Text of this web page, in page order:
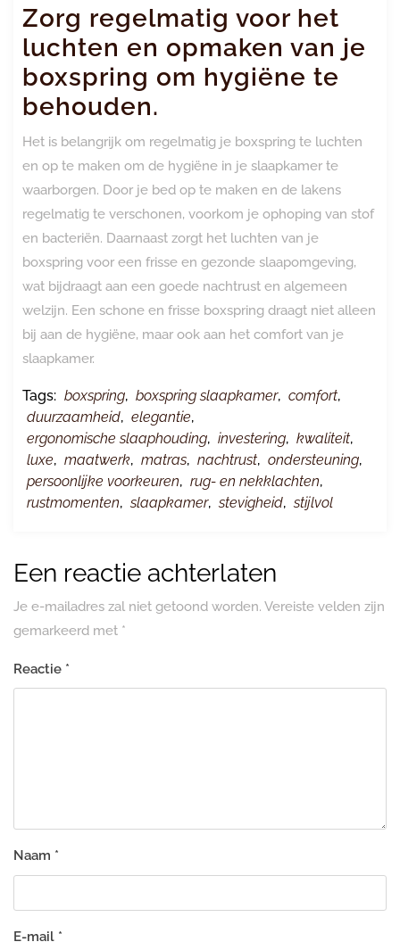
Zorg regelmatig voor het
luchten en opmaken van je
boxspring om hygiëne te
behouden.
Het is belangrijk om regelmatig je boxspring te luchten
en op te maken om de hygiëne in je slaapkamer te
waarborgen. Door je bed op te maken en de lakens
regelmatig te verschonen, voorkom je ophoping van stof
en bacteriën. Daarnaast zorgt het luchten van je
boxspring voor een frisse en gezonde slaapomgeving,
wat bijdraagt aan een goede nachtrust en algemeen
welzijn. Een schone en frisse boxspring draagt niet alleen
bij aan de hygiëne, maar ook aan het comfort van je
slaapkamer.
Tags: boxspring, boxspring slaapkamer, comfort,
duurzaamheid, elegantie,
ergonomische slaaphouding, investering, kwaliteit,
luxe, maatwerk, matras, nachtrust, ondersteuning,
persoonlijke voorkeuren, rug- en nekklachten,
rustmomenten, slaapkamer, stevigheid, stijlvol
Een reactie achterlaten
Je e-mailadres zal niet getoond worden. Vereiste velden zijn
gemarkeerd met *
Reactie *
Naam *
E-mail *